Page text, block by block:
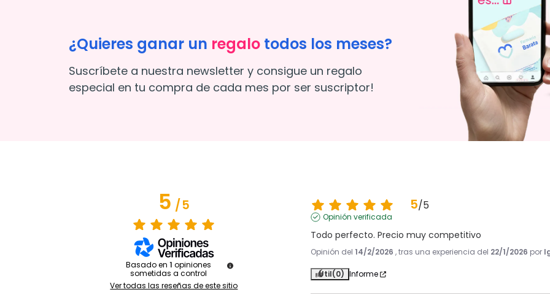
¿Quieres ganar un regalo todos los meses?
Suscríbete a nuestra newsletter y consigue un regalo
especial en tu compra de cada mes por ser suscriptor!
5/5
Basado en 1 opiniones
sometidas a control
Ver todas las reseñas de este sitio
5/5
Opinión verificada
Todo perfecto. Precio muy competitivo
Opinión del 14/2/2026 , tras una experiencia del 22/1/2026 por
Útil(0) Informe